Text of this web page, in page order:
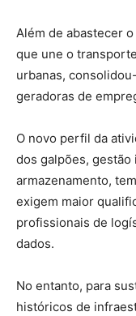
Além de abastecer
que une o
urbanas,
geradoras de
O novo perfil da
dos galpões,
armazenamento,
exigem maior
profissionais de
dados.
No entanto, para
históricos de